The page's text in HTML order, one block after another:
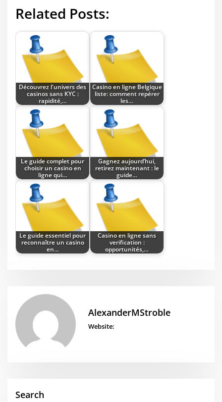
Related Posts:
Découvrez l'univers des
casinos sans KYC :
rapidité,…
Casino en ligne Belgique
liste: comment repérer
les…
Le guide complet pour
choisir un casino en
ligne qui…
Gagnez aujourd’hui,
retirez maintenant : le
guide…
Le guide essentiel pour
reconnaître un casino
en…
Casino en ligne sans
verification :
opportunités,…
AlexanderMStroble
Website:
Search